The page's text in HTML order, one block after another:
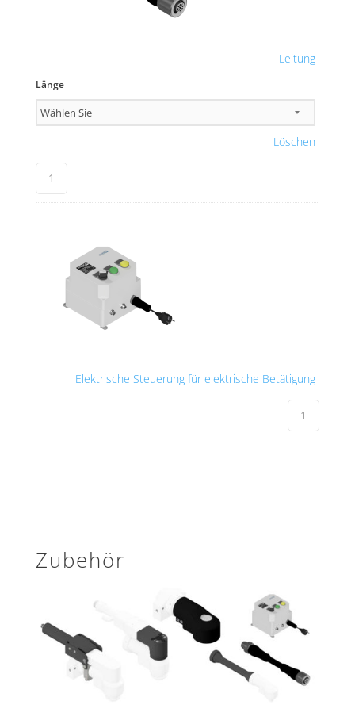
Leitung
Länge
Löschen
Elektrische Steuerung für elektrische Betätigung
Zubehör